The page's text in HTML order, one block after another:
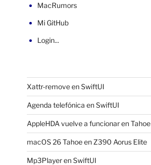
MacRumors
Mi GitHub
Login...
Xattr-remove en SwiftUI
Agenda telefónica en SwiftUI
AppleHDA vuelve a funcionar en Tahoe
macOS 26 Tahoe en Z390 Aorus Elite
Mp3Player en SwiftUI